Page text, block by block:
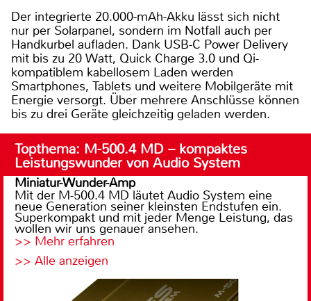
Der integrierte 20.000-mAh-Akku lässt sich nicht
nur per Solarpanel, sondern im Notfall auch per
Handkurbel aufladen. Dank USB-C Power Delivery
mit bis zu 20 Watt, Quick Charge 3.0 und Qi-
kompatiblem kabellosem Laden werden
Smartphones, Tablets und weitere Mobilgeräte mit
Energie versorgt. Über mehrere Anschlüsse können
bis zu drei Geräte gleichzeitig geladen werden.
Topthema: M-500.4 MD – kompaktes
Leistungswunder von Audio System
Miniatur-Wunder-Amp
Mit der M-500.4 MD läutet Audio System eine
neue Generation seiner kleinsten Endstufen ein.
Superkompakt und mit jeder Menge Leistung, das
wollen wir uns genauer ansehen.
>> Mehr erfahren
>> Alle anzeigen